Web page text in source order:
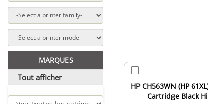
MARQUES
Tout afficher
HP CH563WN (HP
Cartridge Black